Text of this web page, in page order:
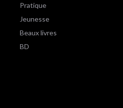
Pratique
Jeunesse
Beaux livres
BD